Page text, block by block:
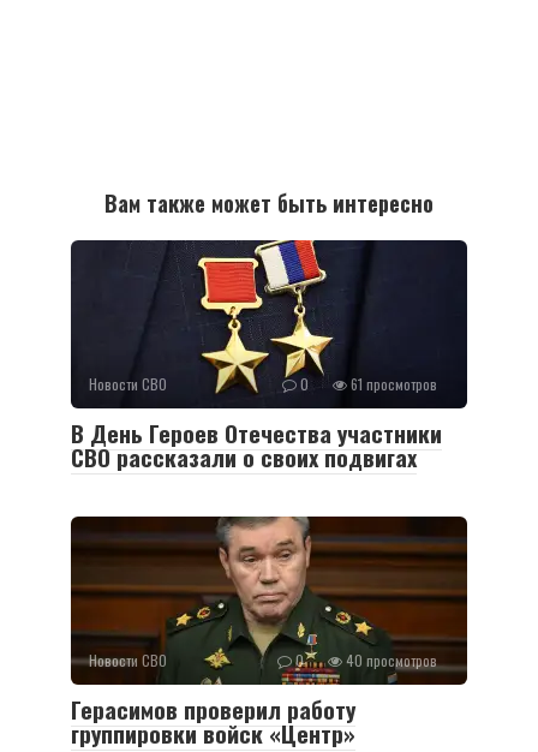
Вам также может быть интересно
Новости СВО 0 61 просмотров
В День Героев Отечества участники
СВО рассказали о своих подвигах
Новости СВО 0 40 просмотров
Герасимов проверил работу
группировки войск «Центр»